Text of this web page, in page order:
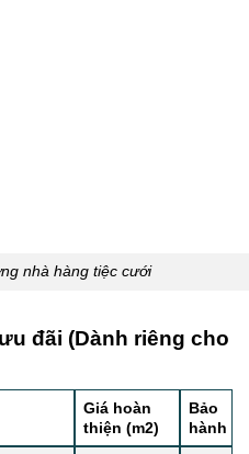
nhà hàng tiệc cưới
đãi (Dành riêng cho
Giá hoàn
thiện (m2)
Bảo
hành